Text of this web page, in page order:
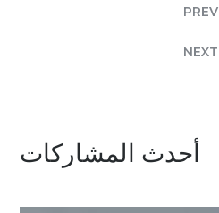
PREV
NEXT
أحدث المشاركات